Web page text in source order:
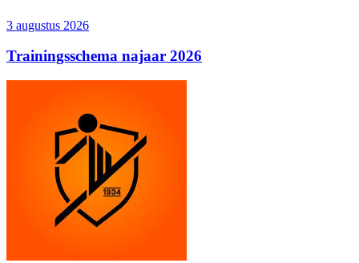
3 augustus 2026
Trainingsschema najaar 2026